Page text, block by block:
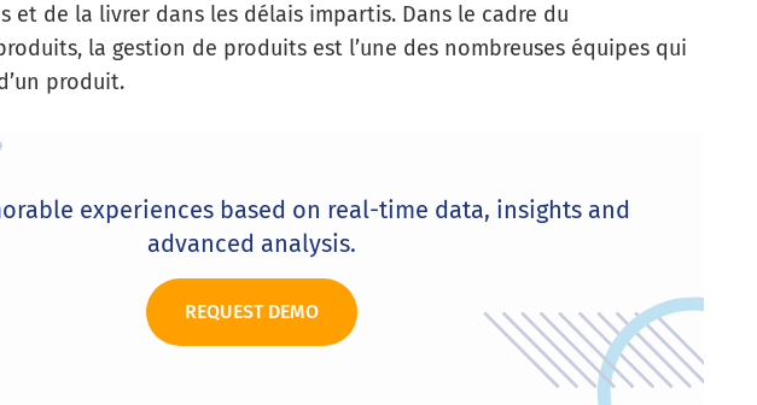
et de la livrer dans les délais impartis. Dans le cadre du
la gestion de produits est l’une des nombreuses équipes qui
produit.
experiences based on real-time data, insights and
advanced analysis.
REQUEST DEMO